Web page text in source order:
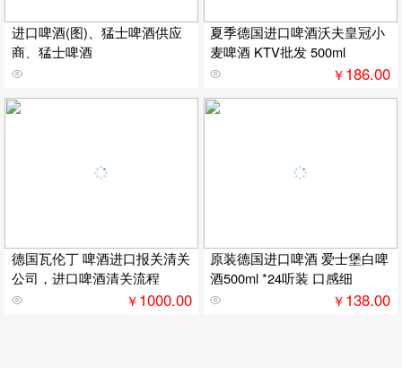
进口啤酒(图)、猛士啤酒供应
商、猛士啤酒
夏季德国进口啤酒沃夫皇冠小
麦啤酒 KTV批发 500ml
￥186.00
德国瓦伦丁 啤酒进口报关清关
公司，进口啤酒清关流程
￥1000.00
原装德国进口啤酒 爱士堡白啤
酒500ml *24听装 口感细
￥138.00